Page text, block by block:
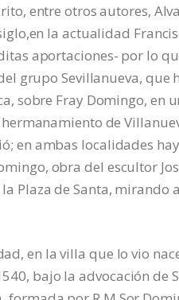
entre otros autores,
la actualidad
aportaciones- por lo
grupo Sevillanueva, que
sobre Fray Domingo, en
de
en ambas localidades
obra del escultor
Plaza de Santa, mirando
en la villa que lo vio
bajo la advocación de